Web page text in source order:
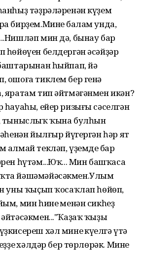
тәҙрәләренән күҙем
бирҙем.Минең балам унда,
мин дә, бынау бар
һөйөүен белдергән әсәйҙәр
һыйпап, йә
ошоға тиклем бер генә
яратам тип әйтмәгәнмен икән?
ейер ризығы сәселгән
тыныслыҡ ҡына булһын
йылғыр йүгергән һәр ят
алмай текләп, үҙемдең бар
һүтәм...Юҡ... Мин башҡаса
йәшәмәйәсәкмен.Улым
уны ҡыҫып ҡосаҡлап һөйөп,
мин һинең менән сикһеҙ
ҡыҙы
хәл минең күңелгә үтә
хәлдәр бер төрлөрәк. Минең